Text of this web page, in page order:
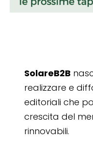
SolareB2B
realizzare e
editoriali che
crescita del
rinnovabili.